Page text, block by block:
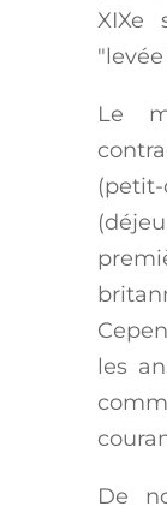
XIXe
Le
les
De